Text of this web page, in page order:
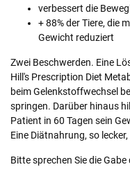
verbessert die
+ 88% der Tiere, die
Gewicht reduziert
Zwei Beschwerden. Eine
Hill's Prescription Diet
beim Gelenkstoffwechsel
springen. Darüber hinaus
Patient in 60 Tagen sein
Eine Diätnahrung, so
Bitte sprechen Sie die